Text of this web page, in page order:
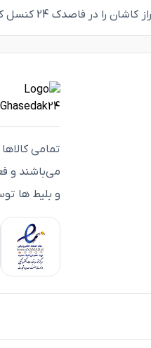
را در قاصدک 24 کنسل کرد؟
تمامی
می‌باشند و
و بلیط ها